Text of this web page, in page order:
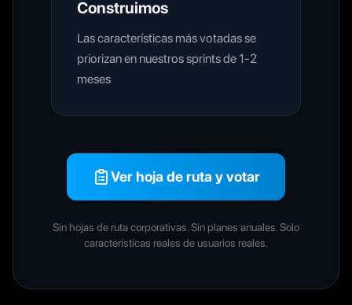
Construimos
Las características más votadas se
priorizan en nuestros sprints de 1-2
meses
Ver hoja de ruta y votar
Sin hojas de ruta corporativas. Sin planes anuales. Solo
características reales de usuarios reales.